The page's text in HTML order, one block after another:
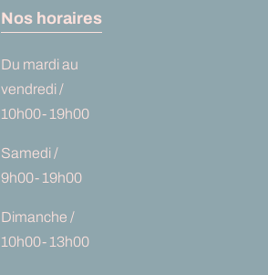
Nos horaires
Du mardi au
vendredi /
10h00- 19h00
Samedi /
9h00- 19h00
Dimanche /
10h00- 13h00